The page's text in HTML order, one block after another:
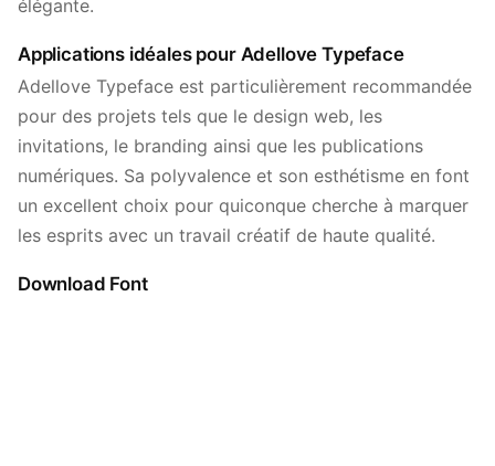
élégante.
Applications idéales pour Adellove Typeface
Adellove Typeface est particulièrement recommandée
pour des projets tels que le design web, les
invitations, le branding ainsi que les publications
numériques. Sa polyvalence et son esthétisme en font
un excellent choix pour quiconque cherche à marquer
les esprits avec un travail créatif de haute qualité.
Download Font